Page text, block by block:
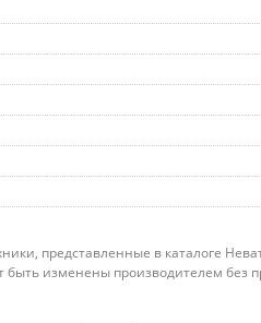
представленные в каталоге
быть изменены производителем